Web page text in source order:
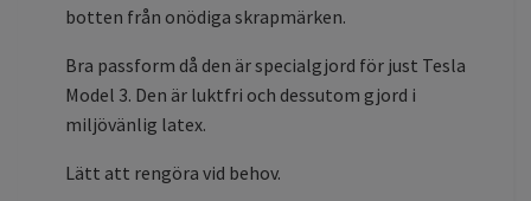
botten från onödiga skrapmärken.
Bra passform då den är specialgjord för just Tesla
Model 3. Den är luktfri och dessutom gjord i
miljövänlig latex.
Lätt att rengöra vid behov.